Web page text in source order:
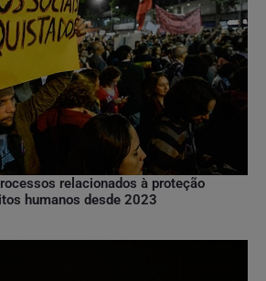
relacionados à proteção
humanos desde 2023